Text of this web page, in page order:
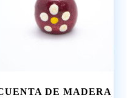
DE MADERA